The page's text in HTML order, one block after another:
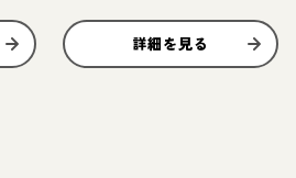
詳細を見る